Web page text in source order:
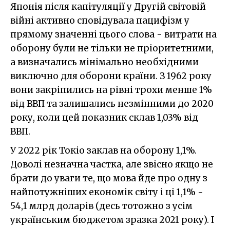
Японія після капітуляції у Другій світовій
війні активно сповідувала пацифізм у
прямому значенні цього слова - витрати на
оборону були не тільки не пріоритетними,
а визначались мінімально необхідними
виключно для оборони країни. З 1962 року
вони закріпились на рівні трохи менше 1%
від ВВП та залишались незмінними до 2020
року, коли цей показник склав 1,03% від
ВВП.
У 2022 рік Токіо заклав на оборону 1,1%.
Доволі незначна частка, але звісно якщо не
брати до уваги те, що мова йде про одну з
найпотужніших економік світу і ці 1,1% -
54,1 млрд доларів (десь тотожно з усім
українським бюджетом зразка 2021 року). І